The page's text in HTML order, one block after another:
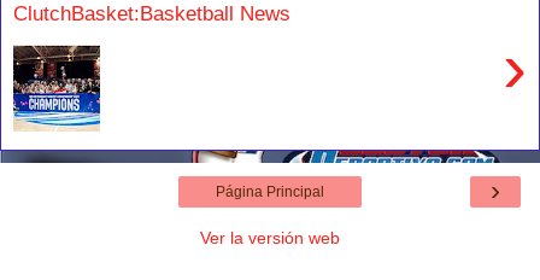
ClutchBasket:Basketball News
›
›
Página Principal
Ver la versión web